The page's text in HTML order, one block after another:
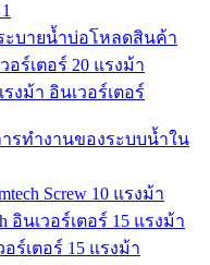
ะบายน้ำบ่อโหลดสินค้า
ร์เตอร์ 20 แรงม้า
งม้า อินเวอร์เตอร์
รทำงานของระบบน้ำใน
Screw 10 แรงม้า
อินเวอร์เตอร์ 15 แรงม้า
ร์เตอร์ 15 แรงม้า